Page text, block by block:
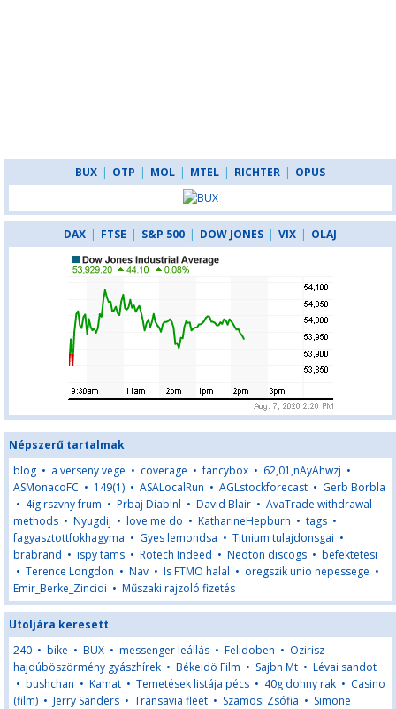
BUX | OTP | MOL | MTEL | RICHTER | OPUS
DAX | FTSE | S&P 500 | DOW JONES | VIX | OLAJ
Népszerű tartalmak
blog • a verseny vege • coverage •fancybox • 62,01,nAyAhwzj •
ASMonacoFC • 149(1) • ASALocalRun • AGLstockforecast • Gerb Borbla
• 4ig rszvny frum • Prbaj Diablnl • David Blair • AvaTrade withdrawal
methods • Nyugdij • love me do • KatharineHepburn • tags •
fagyasztottfokhagyma • Gyes lemondsa • Titnium tulajdonsgai •
brabrand • ispy tams • Rotech Indeed • Neoton discogs • befektetesi
• Terence Longdon • Nav • Is FTMO halal • oregszik unio nepessege •
Emir_Berke_Zincidi • Műszaki rajzoló fizetés
Utoljára keresett
240 • bike • BUX • messenger leállás • Felidoben • Ozirisz
hajdúböszörmény gyászhírek • Békeidö Film • Sajbn Mt • Lévai sandot
• bushchan • Kamat • Temetések listája pécs • 40g dohny rak • Casino
(film) • Jerry Sanders • Transavia fleet • Szamosi Zsófia • Simone